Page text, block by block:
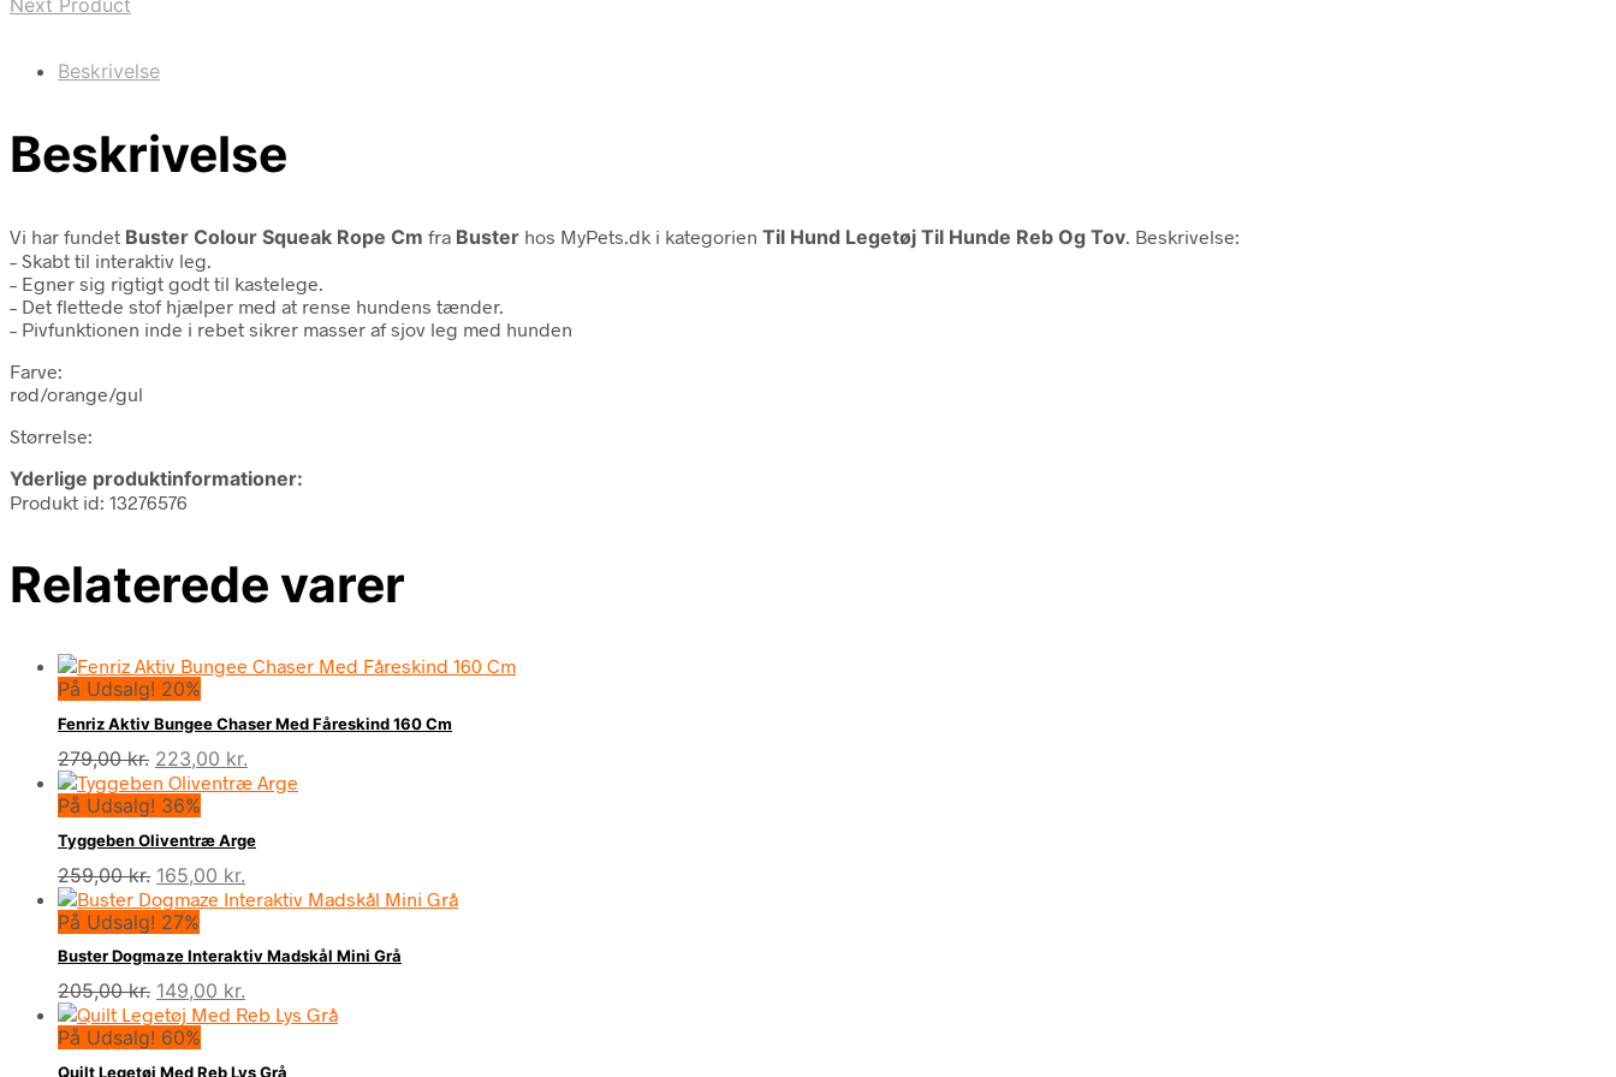
Beskrivelse
Beskrivelse
Vi har fundet Buster Colour Squeak Rope Cm fra Buster hos MyPets.dk i kategorien Til Hund Legetøj Til Hunde Reb Og Tov . Beskrivelse:
– Skabt til interaktiv leg.
– Egner sig rigtigt godt til kastelege.
– Det flettede stof hjælper med at rense hundens tænder.
– Pivfunktionen inde i rebet sikrer masser af sjov leg med hunden
Farve:
rød/orange/gul
Størrelse:
Yderlige produktinformationer:
Produkt id: 13276576
Relaterede varer
På Udsalg! 20%
Fenriz Aktiv Bungee Chaser Med Fåreskind 160 Cm
279,00kr. Den
oprindelige
pris
var:
279,00 kr..
223,00 kr.
aktuelle
223,00 kr..
På Udsalg! 36%
Tyggeben Oliventræ Arge
259,00kr. Den
oprindelige
pris
var:
259,00 kr..
165,00 kr.
aktuelle
er:
165,00 kr..
På Udsalg! 27%
Buster Dogmaze Interaktiv Madskål Mini Grå
205,00kr. Den
oprindelige
pris
var:
149,00 kr.
aktuelle
er:
På Udsalg! 60%
Quilt Legetøj Med Reb Lys Grå